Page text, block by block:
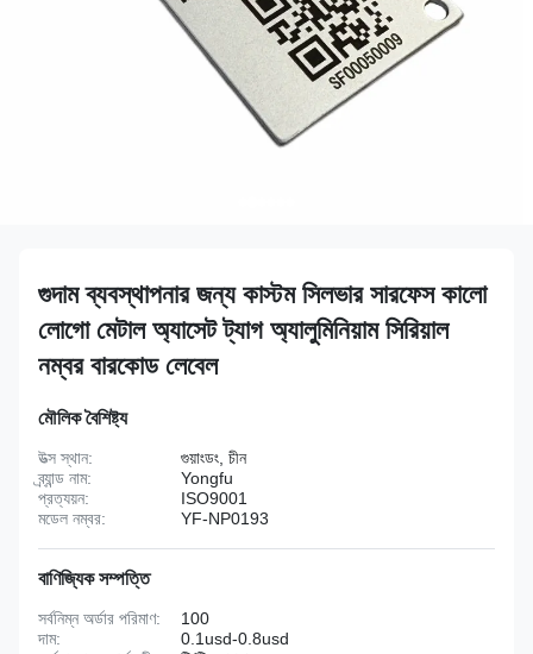
গুদাম ব্যবস্থাপনার জন্য কাস্টম সিলভার সারফেস কালো
লোগো মেটাল অ্যাসেট ট্যাগ অ্যালুমিনিয়াম সিরিয়াল
নম্বর বারকোড লেবেল
মৌলিক বৈশিষ্ট্য
উত্স স্থান:
গুয়াংডং, চীন
ব্র্যান্ড নাম:
Yongfu
প্রত্যয়ন:
ISO9001
মডেল নম্বর:
YF-NP0193
বাণিজ্যিক সম্পত্তি
সর্বনিম্ন অর্ডার পরিমাণ:
100
দাম:
0.1usd-0.8usd